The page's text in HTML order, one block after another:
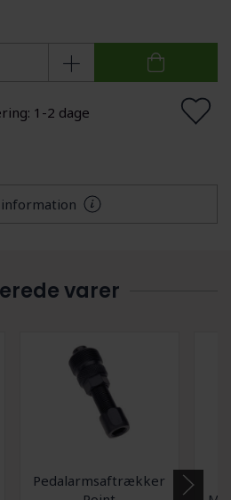
1-2 dage
varer
Pedalarmsaftrækker